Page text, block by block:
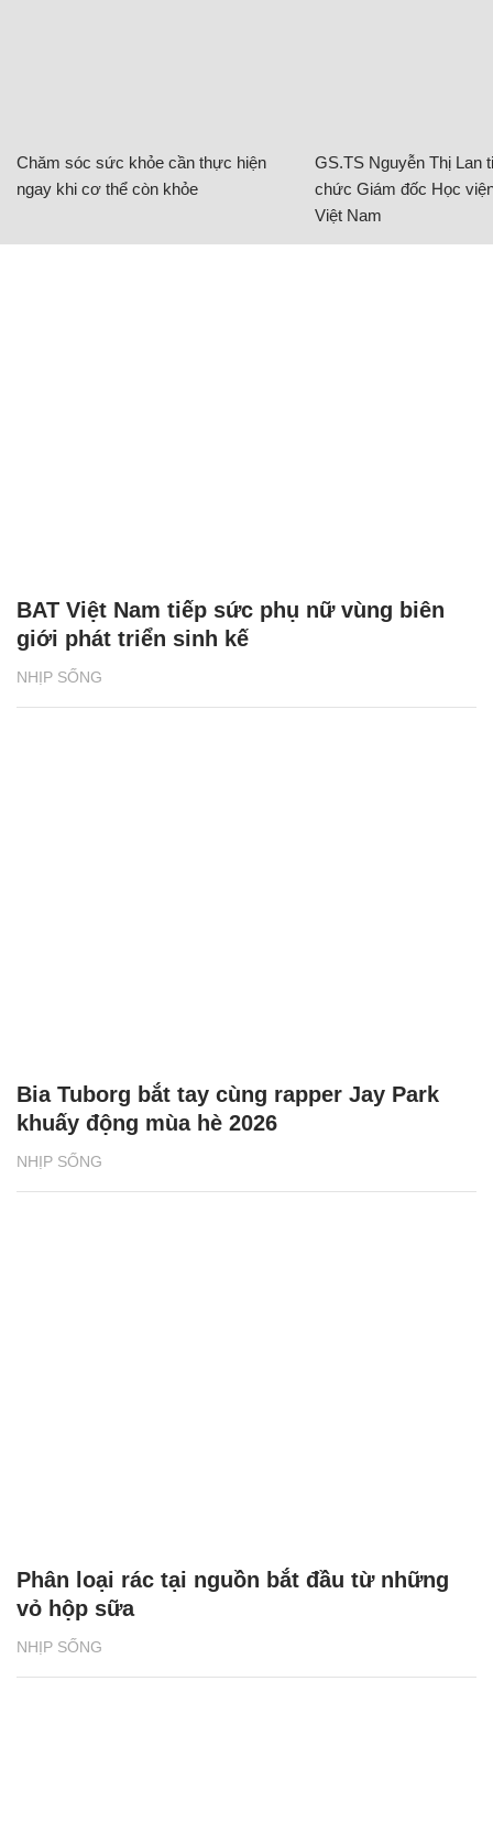
Chăm sóc sức khỏe cần thực hiện
ngay khi cơ thể còn khỏe
GS.TS Nguyễn Thị Lan
chức Giám đốc Học
Việt Nam
NHỊP SỐNG
BAT Việt Nam tiếp sức phụ nữ vùng biên
giới phát triển sinh kế
NHỊP SỐNG
Bia Tuborg bắt tay cùng rapper Jay Park
khuấy động mùa hè 2026
NHỊP SỐNG
Phân loại rác tại nguồn bắt đầu từ những
vỏ hộp sữa